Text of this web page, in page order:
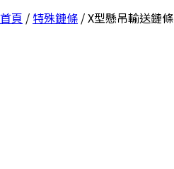
首頁 / 特殊鏈條 / X型懸吊輸送鏈條